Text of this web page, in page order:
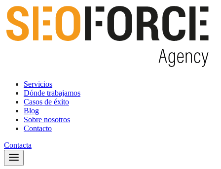
Servicios
Dónde trabajamos
Casos de éxito
Blog
Sobre nosotros
Contacto
Contacta